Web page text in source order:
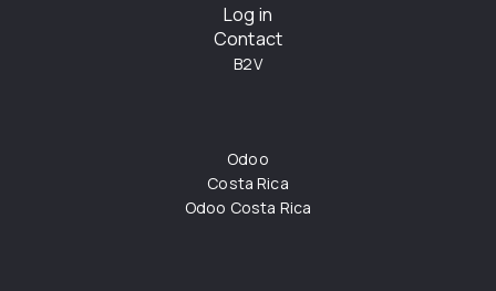
Log in
Contact
B2V
Odoo
Costa Rica
Odoo Costa Rica